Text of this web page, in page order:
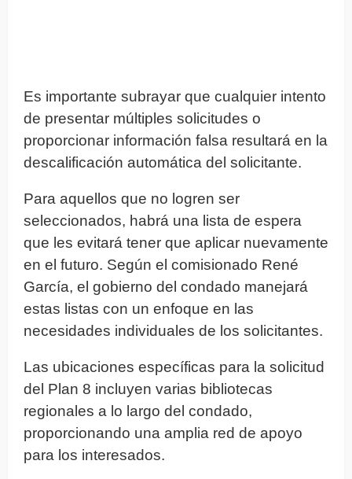
Es importante subrayar que cualquier intento
de presentar múltiples solicitudes o
proporcionar información falsa resultará en la
descalificación automática del solicitante.
Para aquellos que no logren ser
seleccionados, habrá una lista de espera
que les evitará tener que aplicar nuevamente
en el futuro. Según el comisionado René
García, el gobierno del condado manejará
estas listas con un enfoque en las
necesidades individuales de los solicitantes.
Las ubicaciones específicas para la solicitud
del Plan 8 incluyen varias bibliotecas
regionales a lo largo del condado,
proporcionando una amplia red de apoyo
para los interesados.